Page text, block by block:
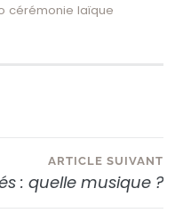
cérémonie laïque
ARTICLE SUIVANT
: quelle musique ?